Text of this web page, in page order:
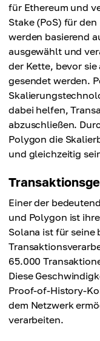
für Ethereum und
Stake (PoS) für
werden basierend
ausgewählt und
der Kette, bevor
gesendet werden.
dabei helfen,
abzuschließen.
Polygon die
und gleichzeitig
Einer der
und Polygon ist
Solana ist für
65.000
Diese
Proof-of-History-
dem Netzwerk
verarbeiten.